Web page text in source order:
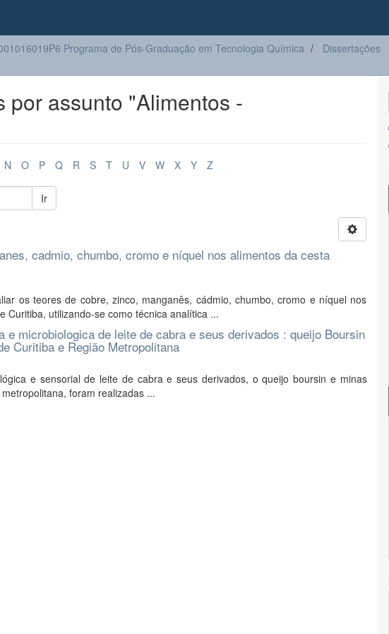
Programa de Pós-Graduação em Tecnologia Química
Dissertações
por assunto "Alimentos -
N O P Q R S T U V W X Y Z
Ir
cadmio, chumbo, cromo e níquel nos alimentos da cesta
os teores de cobre, zinco, manganês, cádmio, chumbo, cromo e níquel nos
Curitiba, utilizando-se como técnica analítica ...
microbiologica de leite de cabra e seus derivados : queijo Boursin
Curitiba e Região Metropolitana
e sensorial de leite de cabra e seus derivados, o queijo boursin e minas
foram realizadas ...